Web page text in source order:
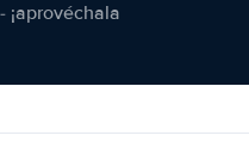
¡aprovéchala